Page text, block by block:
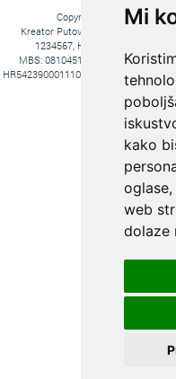
Mi
kako
web
dolaze
KREIRAJTE PUTOVANJE
SVOJIM ŽELJAMA:
Copyright © 2016. Kreator
Kreator Putovanja d.o.o. turistička
1234567, HR-AB-01-
MBS: 081045102, Hrvatska
HR5423900011100969366, temeljni
Pavlović i Hrvoje
Fiksni tečaj